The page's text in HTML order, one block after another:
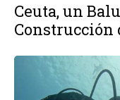
Ceuta, un
Construcción